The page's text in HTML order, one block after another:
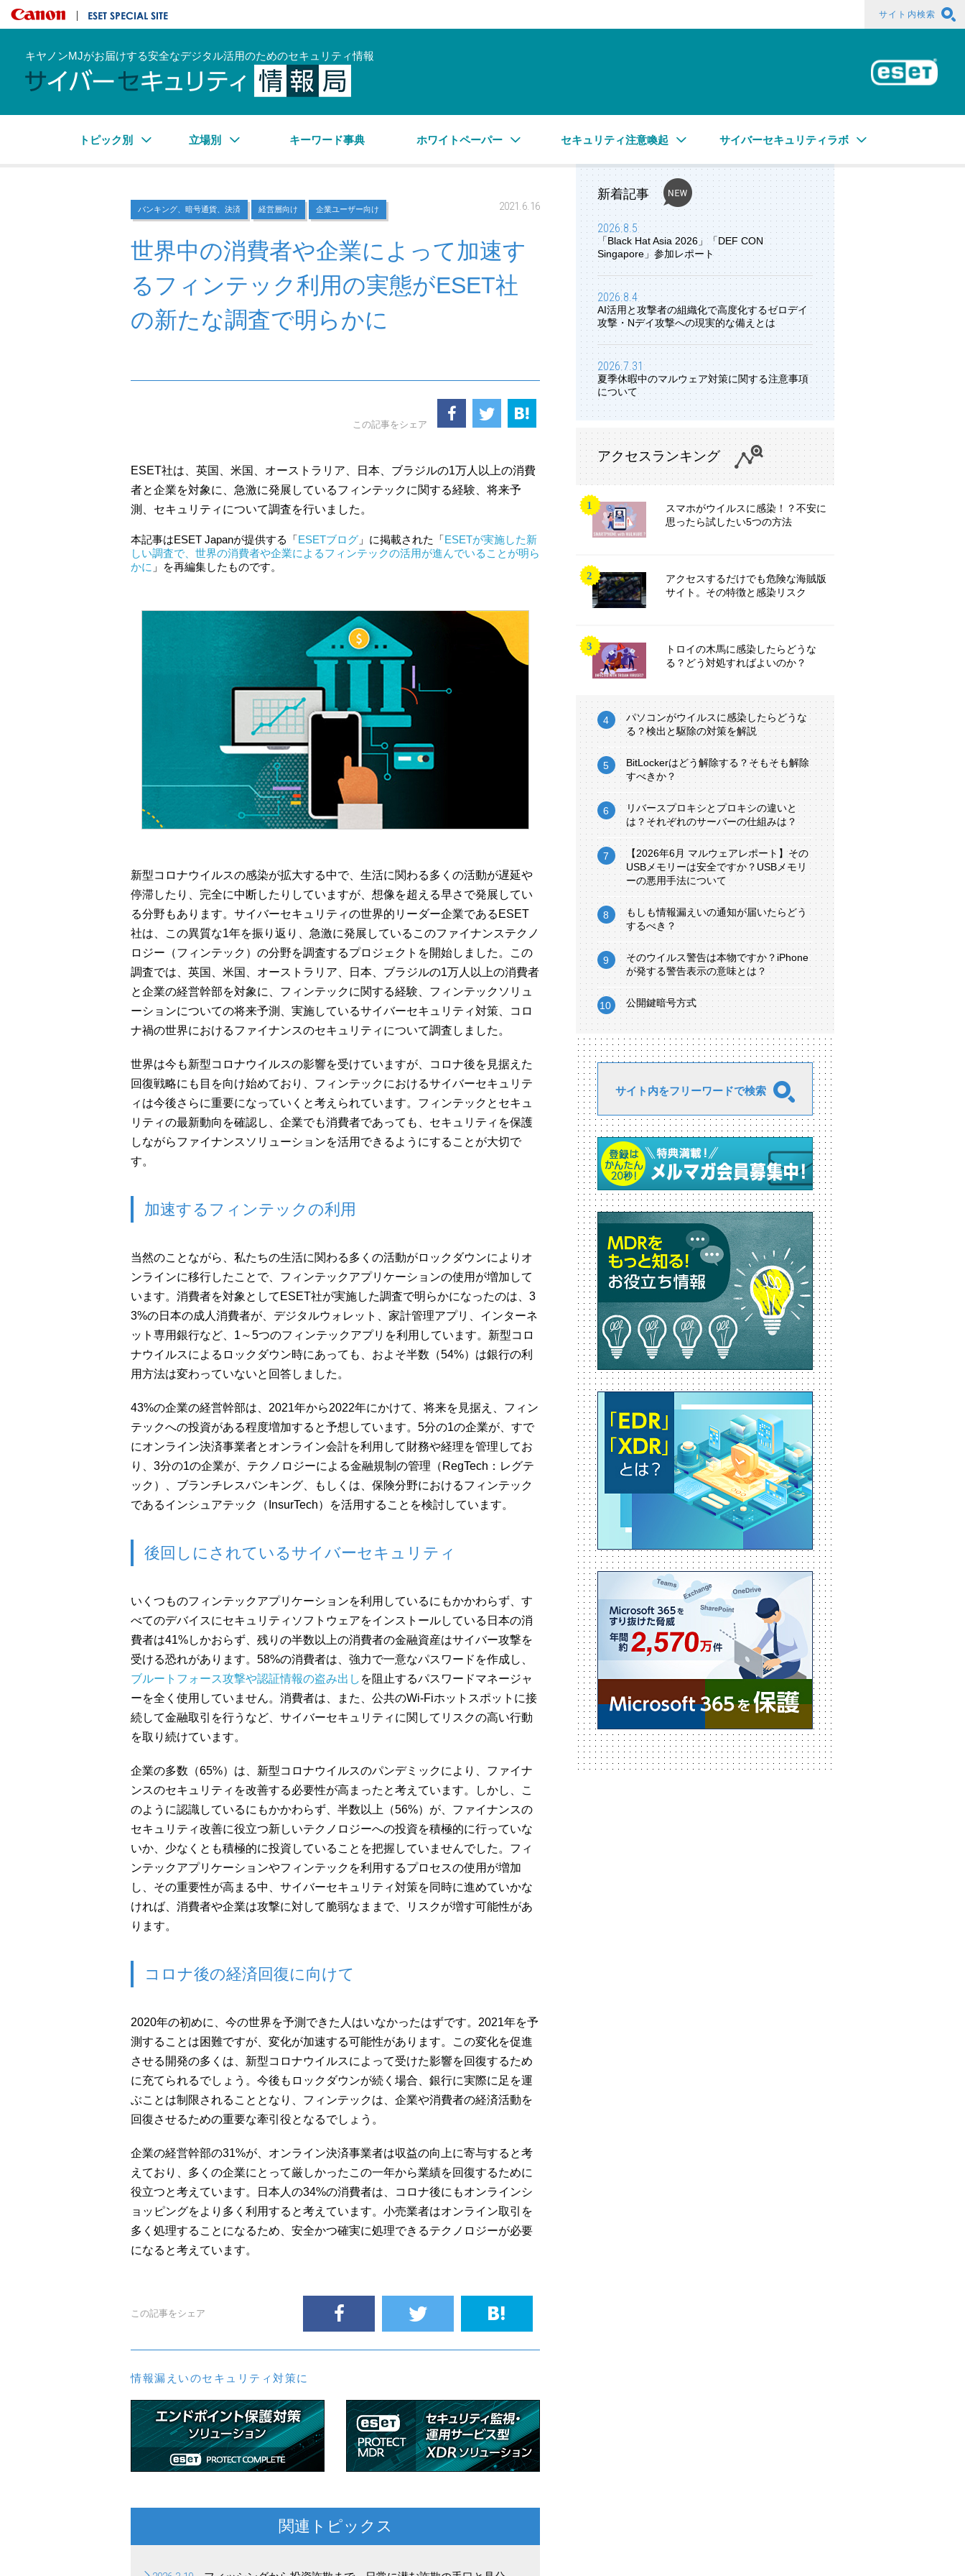
キヤノンマーケティングジャパン株式会社 サイト内検索
キヤノンMJがお届けする安全なデジタル活用のためのセキュリティ情報
トピック別 立場別 キーワード事典 ホワイトペーパー セキュリティ注意喚起 サイバーセキュリティラボ
バンキング、暗号通貨、決済 経営層向け 企業ユーザー向け 2021.6.16
世界中の消費者や企業によって加速す
るフィンテック利用の実態がESET社
の新たな調査で明らかに
この記事をシェア
ESET社は、英国、米国、オーストラリア、日本、ブラジルの1万人以上の消費
者と企業を対象に、急激に発展しているフィンテックに関する経験、将来予
測、セキュリティについて調査を行いました。
本記事はESET Japanが提供する「ESETブログ 」に掲載された「ESETが実施した新
しい調査で、世界の消費者や企業によるフィンテックの活用が進んでいることが明ら
かに 」を再編集したものです。
新型コロナウイルスの感染が拡大する中で、生活に関わる多くの活動が遅延や
停滞したり、完全に中断したりしていますが、想像を超える早さで発展してい
る分野もあります。サイバーセキュリティの世界的リーダー企業であるESET
社は、この異質な1年を振り返り、急激に発展しているこのファイナンステクノ
ロジー（フィンテック）の分野を調査するプロジェクトを開始しました。この
調査では、英国、米国、オーストラリア、日本、ブラジルの1万人以上の消費者
と企業の経営幹部を対象に、フィンテックに関する経験、フィンテックソリュ
ーションについての将来予測、実施しているサイバーセキュリティ対策、コロ
ナ禍の世界におけるファイナンスのセキュリティについて調査しました。
世界は今も新型コロナウイルスの影響を受けていますが、コロナ後を見据えた
回復戦略にも目を向け始めており、フィンテックにおけるサイバーセキュリテ
ィは今後さらに重要になっていくと考えられています。フィンテックとセキュ
リティの最新動向を確認し、企業でも消費者であっても、セキュリティを保護
しながらファイナンスソリューションを活用できるようにすることが大切で
す。
加速するフィンテックの利用
当然のことながら、私たちの生活に関わる多くの活動がロックダウンによりオ
ンラインに移行したことで、フィンテックアプリケーションの使用が増加して
います。消費者を対象としてESET社が実施した調査で明らかになったのは、3
3%の日本の成人消費者が、デジタルウォレット、家計管理アプリ、インターネ
ット専用銀行など、1～5つのフィンテックアプリを利用しています。新型コロ
ナウイルスによるロックダウン時にあっても、およそ半数（54%）は銀行の利
用方法は変わっていないと回答しました。
43%の企業の経営幹部は、2021年から2022年にかけて、将来を見据え、フィン
テックへの投資がある程度増加すると予想しています。5分の1の企業が、すで
にオンライン決済事業者とオンライン会計を利用して財務や経理を管理してお
り、3分の1の企業が、テクノロジーによる金融規制の管理（RegTech：レグテ
ック）、ブランチレスバンキング、もしくは、保険分野におけるフィンテック
であるインシュアテック（InsurTech）を活用することを検討しています。
後回しにされているサイバーセキュリティ
いくつものフィンテックアプリケーションを利用しているにもかかわらず、す
べてのデバイスにセキュリティソフトウェアをインストールしている日本の消
費者は41%しかおらず、残りの半数以上の消費者の金融資産はサイバー攻撃を
受ける恐れがあります。58%の消費者は、強力で一意なパスワードを作成し、
ブルートフォース攻撃や認証情報の盗み出し を阻止するパスワードマネージャ
ーを全く使用していません。消費者は、また、公共のWi-Fiホットスポットに接
続して金融取引を行うなど、サイバーセキュリティに関してリスクの高い行動
を取り続けています。
企業の多数（65%）は、新型コロナウイルスのパンデミックにより、ファイナ
ンスのセキュリティを改善する必要性が高まったと考えています。しかし、こ
のように認識しているにもかかわらず、半数以上（56%）が、ファイナンスの
セキュリティ改善に役立つ新しいテクノロジーへの投資を積極的に行っていな
いか、少なくとも積極的に投資していることを把握していませんでした。フィ
ンテックアプリケーションやフィンテックを利用するプロセスの使用が増加
し、その重要性が高まる中、サイバーセキュリティ対策を同時に進めていかな
ければ、消費者や企業は攻撃に対して脆弱なままで、リスクが増す可能性があ
ります。
コロナ後の経済回復に向けて
2020年の初めに、今の世界を予測できた人はいなかったはずです。2021年を予
測することは困難ですが、変化が加速する可能性があります。この変化を促進
させる開発の多くは、新型コロナウイルスによって受けた影響を回復するため
に充てられるでしょう。今後もロックダウンが続く場合、銀行に実際に足を運
ぶことは制限されることとなり、フィンテックは、企業や消費者の経済活動を
回復させるための重要な牽引役となるでしょう。
企業の経営幹部の31%が、オンライン決済事業者は収益の向上に寄与すると考
えており、多くの企業にとって厳しかったこの一年から業績を回復するために
役立つと考えています。日本人の34%の消費者は、コロナ後にもオンラインシ
ョッピングをより多く利用すると考えています。小売業者はオンライン取引を
多く処理することになるため、安全かつ確実に処理できるテクノロジーが必要
になると考えています。
この記事をシェア
情報漏えいのセキュリティ対策に
関連トピックス
新着記事
2026.8.5
「Black Hat Asia 2026」「DEF CON
Singapore」参加レポート
2026.8.4
AI活用と攻撃者の組織化で高度化するゼロデイ
攻撃・Nデイ攻撃への現実的な備えとは
2026.7.31
夏季休暇中のマルウェア対策に関する注意事項
について
アクセスランキング
スマホがウイルスに感染！？不安に
思ったら試したい5つの方法
アクセスするだけでも危険な海賊版
サイト。その特徴と感染リスク
トロイの木馬に感染したらどうな
る？どう対処すればよいのか？
パソコンがウイルスに感染したらどうな
る？検出と駆除の対策を解説
BitLockerはどう解除する？そもそも解除
すべきか？
リバースプロキシとプロキシの違いと
は？それぞれのサーバーの仕組みは？
【2026年6月 マルウェアレポート】その
USBメモリーは安全ですか？USBメモリ
ーの悪用手法について
もしも情報漏えいの通知が届いたらどう
するべき？
そのウイルス警告は本物ですか？iPhone
が発する警告表示の意味とは？
公開鍵暗号方式
サイト内をフリーワードで検索